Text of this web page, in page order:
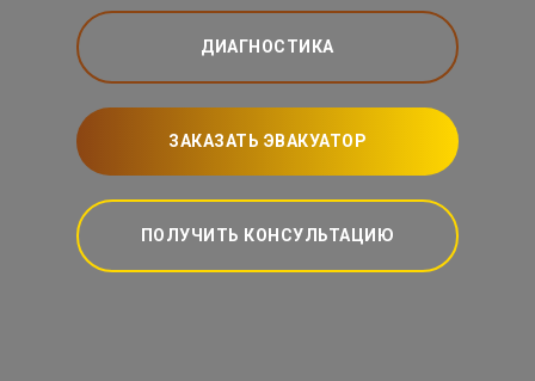
ДИАГНОСТИКА
ЗАКАЗАТЬ ЭВАКУАТОР
ПОЛУЧИТЬ КОНСУЛЬТАЦИЮ